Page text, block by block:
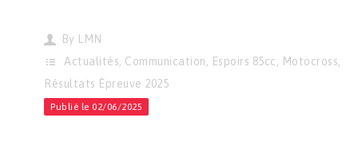
By
LMN
Actualités Communication Espoirs 85cc Motocross
Résultats Épreuve 2025
Publié le 02/06/2025